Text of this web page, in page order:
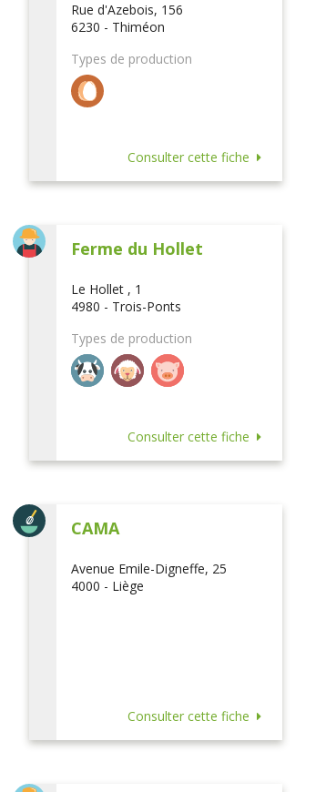
Rue d'Azebois, 156
6230 - Thiméon
Types de production
Consulter cette fiche
Ferme du Hollet
Le Hollet , 1
4980 - Trois-Ponts
Types de production
Consulter cette fiche
CAMA
Avenue Emile-Digneffe, 25
4000 - Liège
Consulter cette fiche